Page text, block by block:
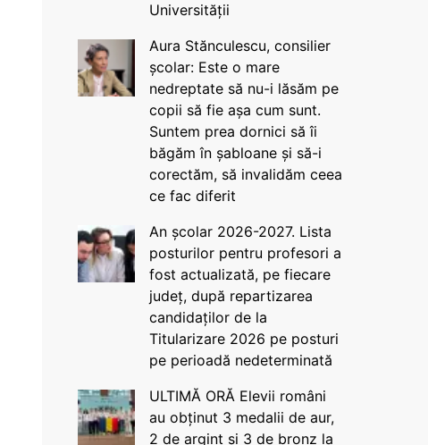
Universității
Aura Stănculescu, consilier
școlar: Este o mare
nedreptate să nu-i lăsăm pe
copii să fie așa cum sunt.
Suntem prea dornici să îi
băgăm în șabloane și să-i
corectăm, să invalidăm ceea
ce fac diferit
An școlar 2026-2027. Lista
posturilor pentru profesori a
fost actualizată, pe fiecare
județ, după repartizarea
candidaților de la
Titularizare 2026 pe posturi
pe perioadă nedeterminată
ULTIMĂ ORĂ Elevii români
au obținut 3 medalii de aur,
2 de argint și 3 de bronz la